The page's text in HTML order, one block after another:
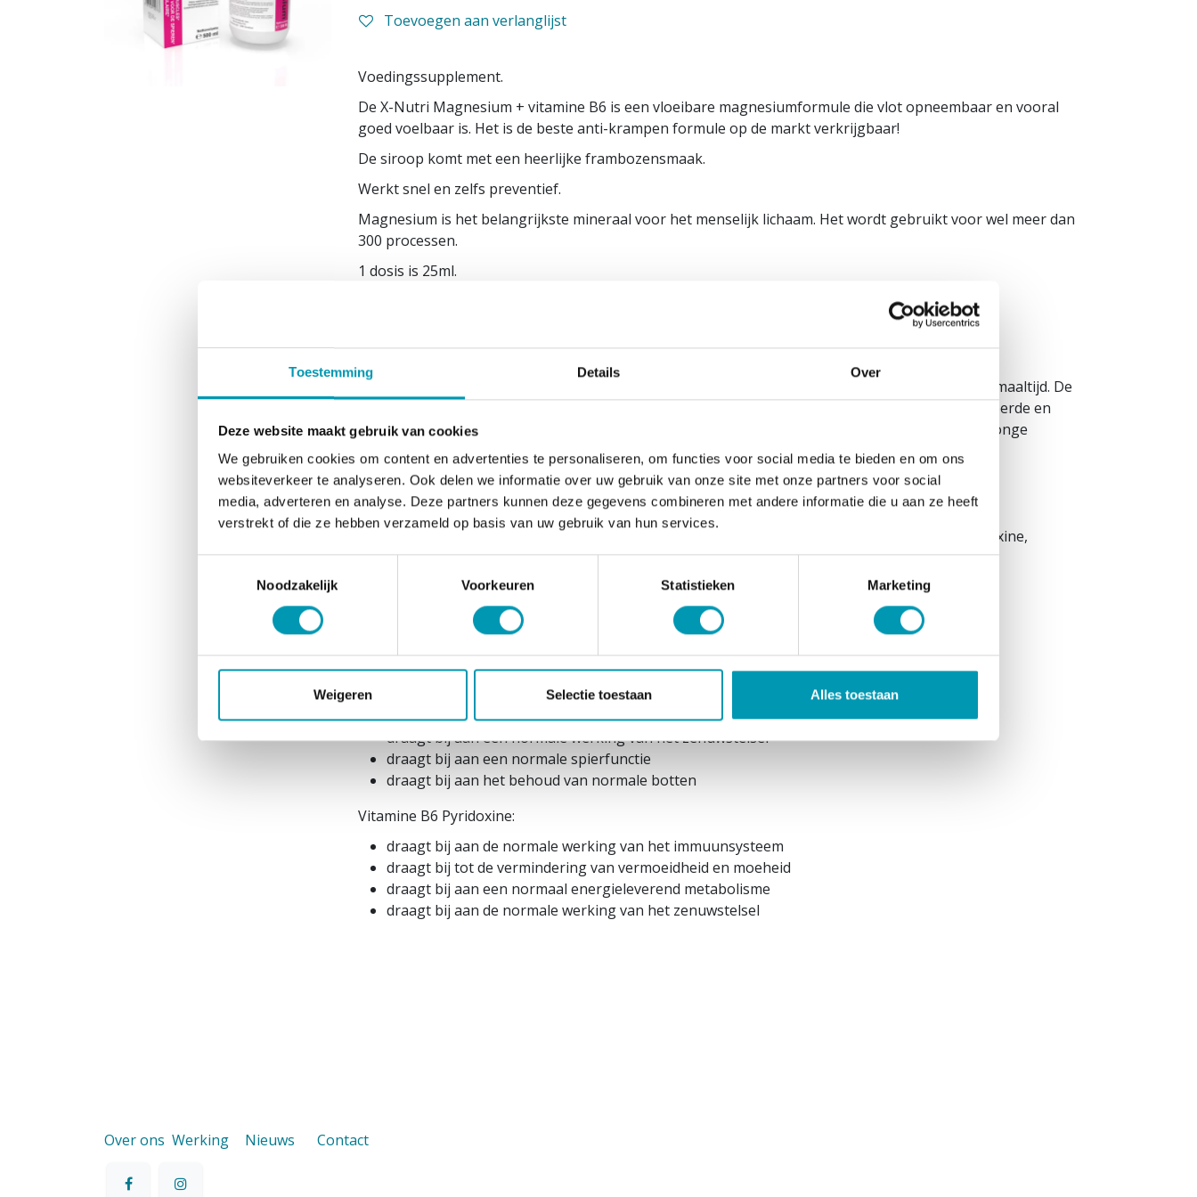
Toestemming Details Over
Deze website maakt gebruik van cookies
We gebruiken cookies om content en advertenties te personaliseren, om functies voor social media te bieden en om ons
websiteverkeer te analyseren. Ook delen we informatie over uw gebruik van onze site met onze partners voor social
media, adverteren en analyse. Deze partners kunnen deze gegevens combineren met andere informatie die u aan ze heeft
verstrekt of die ze hebben verzameld op basis van uw gebruik van hun services.
Noodzakelijk
Voorkeuren Statistieken Marketing
Weigeren Selectie toestaan Alles toestaan
Toevoegen aan verlanglijst
Voedingssupplement.
De X-Nutri Magnesium + vitamine B6 is een vloeibare magnesiumformule die vlot opneembaar en vooral
goed voelbaar is. Het is de beste anti-krampen formule op de markt verkrijgbaar!
De siroop komt met een heerlijke frambozensmaak.
Werkt snel en zelfs preventief.
Magnesium is het belangrijkste mineraal voor het menselijk lichaam. Het wordt gebruikt voor wel meer dan
300 processen.
1 dosis is 25ml.
Gebruiksadvies
Aanbevolen dagelijkse portie : neem 1 shot (25 ml) voor of meteen na de inspanning of voor de maaltijd. De
aanbevolen dagelijkse dosis niet overschrijden. Voedingssupplementen vervangen geen gevarieerde en
evenwichtige voeding noch een gezonde levensstijl. Koel en droog bewaren, buiten bereik van jonge
kinderen. Land van herkomst EU.
Ingrediënten per dagportie: 1 doseerdop, 25ml)
Water, magnesium citraat , citroen en ascorbinezuur, aroma's, sucralose, vitamine B6 als pyridoxine,
natriumbenzoaat, kaliumsorbaat.
*RI: referentie-inname.
Magnesium
draagt bij aan de vermindering van vermoeidheid en uitputting
draagt bij aan een normaal energieleverend metabolisme
draagt bij aan een normale werking van het zenuwstelsel
draagt bij aan een normale spierfunctie
draagt bij aan het behoud van normale botten
Vitamine B6 Pyridoxine:
draagt bij aan de normale werking van het immuunsysteem
draagt bij tot de vermindering van vermoeidheid en moeheid
draagt bij aan een normaal energieleverend metabolisme
draagt bij aan de normale werking van het zenuwstelsel
Over ons Werking Nieuws Contact